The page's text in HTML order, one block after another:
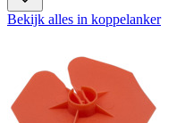
Bekijk alles in koppelanker